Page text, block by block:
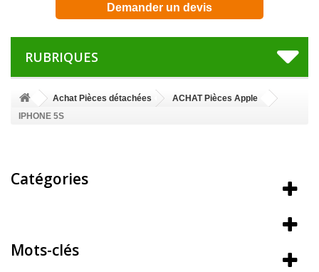
Demander un devis
RUBRIQUES
Achat Pièces détachées
ACHAT Pièces Apple
IPHONE 5S
Catégories
Mots-clés